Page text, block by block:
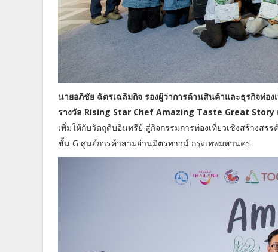
นายอภิชัย ฉัตรเฉลิมกิจ รองผู้ว่าการด้านสินค้าและธุรกิจท่อ
รางวัล Rising Star Chef Amazing Taste Great Story
เพิ่มให้กับวัตถุดิบอินทรีย์ สู่กิจกรรมการท่องเที่ยวเชิงสร้างส
ชั้น G ศูนย์การค้าสามย่านมิตรทาวน์ กรุงเทพมหานคร